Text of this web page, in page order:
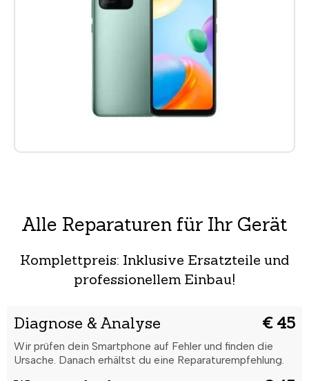
Alle Reparaturen für Ihr Gerät
Komplettpreis: Inklusive Ersatzteile und
professionellem Einbau!
Diagnose & Analyse € 45
Wir prüfen dein Smartphone auf Fehler und finden die
Ursache. Danach erhältst du eine Reparaturempfehlung.